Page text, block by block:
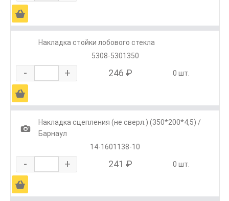
Ä
Накладка стойки лобового стекла
5308-5301350
- + 246 ₽ 0 шт.
Ä
1
Накладка сцепления (не сверл.) (350*200*4,5) /
Барнаул
14-1601138-10
- + 241 ₽ 0 шт.
Ä